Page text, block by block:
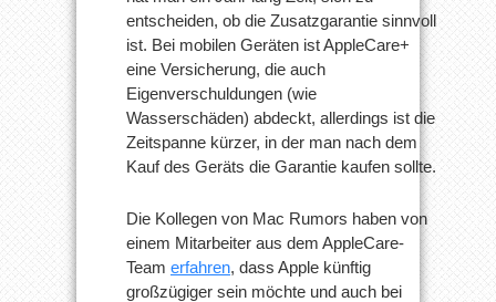
entscheiden, ob die Zusatzgarantie sinnvoll
ist. Bei mobilen Geräten ist AppleCare+
eine Versicherung, die auch
Eigenverschuldungen (wie
Wasserschäden) abdeckt, allerdings ist die
Zeitspanne kürzer, in der man nach dem
Kauf des Geräts die Garantie kaufen sollte.
Die Kollegen von Mac Rumors haben von
einem Mitarbeiter aus dem AppleCare-
Team erfahren, dass Apple künftig
großzügiger sein möchte und auch bei